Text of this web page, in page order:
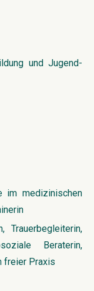
und Jugend-
im medizinischen
Trauerbegleiterin,
Beraterin,
freier Praxis